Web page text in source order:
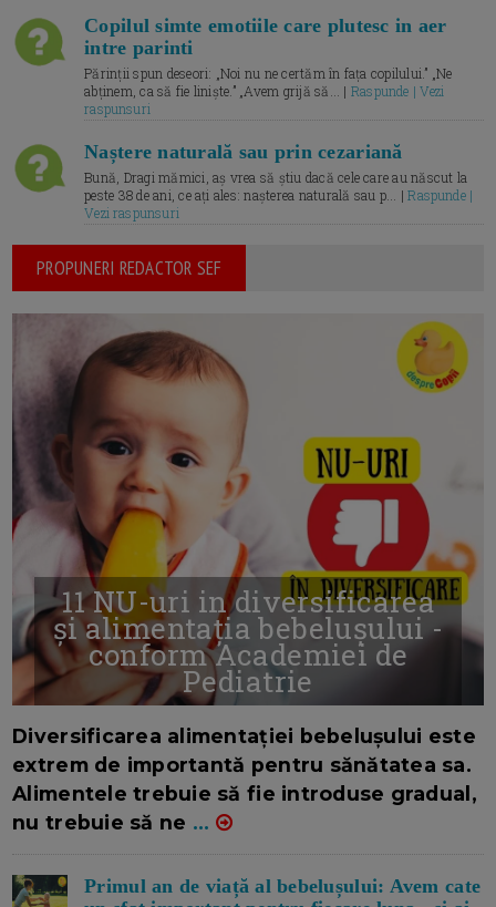
Copilul simte emotiile care plutesc in aer
intre parinti
Părinții spun deseori: „Noi nu ne certăm în fața copilului.” „Ne
abținem, ca să fie liniște.” „Avem grijă să... | Raspunde | Vezi
raspunsuri
Naștere naturală sau prin cezariană
Bună, Dragi mămici, aș vrea să știu dacă cele care au născut la
peste 38 de ani, ce ați ales: nașterea naturală sau p... |Raspunde |
Vezi raspunsuri
PROPUNERI REDACTOR SEF
11 NU-uri in diversificarea
și alimentația bebelușului -
conform Academiei de
Pediatrie
Diversificarea alimentației bebelușului este
extrem de importantă pentru sănătatea sa.
Alimentele trebuie să fie introduse gradual,
nu trebuie să ne ...
Primul an de viață al bebelușului: Avem cate